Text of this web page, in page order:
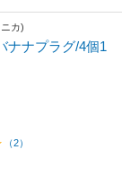
カ)
ナナプラグ/4個1
（2）